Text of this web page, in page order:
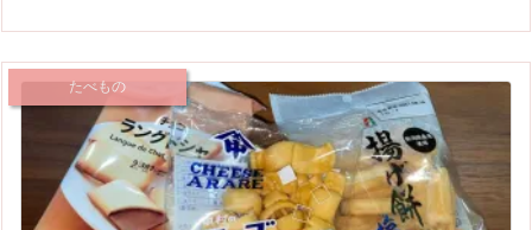
たべもの